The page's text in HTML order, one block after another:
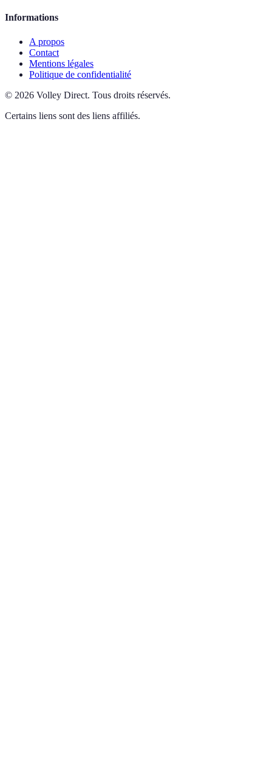
Informations
A propos
Contact
Mentions légales
Politique de confidentialité
© 2026 Volley Direct. Tous droits réservés.
Certains liens sont des liens affiliés.